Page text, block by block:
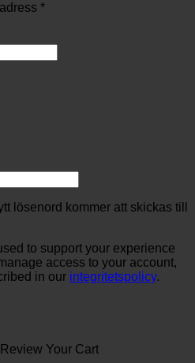
*Obligatoriskt
lösenord kommer att skickas till
to support your experience
access to your account,
in our integritetspolicy.
Review Your Cart